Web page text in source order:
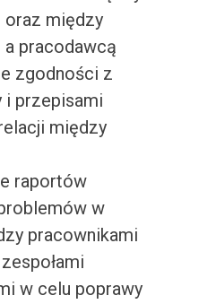
oraz między
pracodawcą
zgodności z
i przepisami
między
raportów
w
pracownikami
w celu poprawy